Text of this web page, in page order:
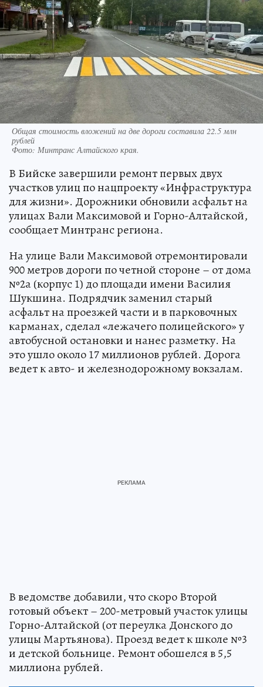
Общая стоимость вложений на две дороги составила 22.5 млн
рублей
Фото: Минтранс Алтайского края.
В Бийске завершили ремонт первых двух
участков улиц по нацпроекту «Инфраструктура
для жизни». Дорожники обновили асфальт на
улицах Вали Максимовой и Горно-Алтайской,
сообщает Минтранс региона.
На улице Вали Максимовой отремонтировали
900 метров дороги по четной стороне – от дома
№2а (корпус 1) до площади имени Василия
Шукшина. Подрядчик заменил старый
асфальт на проезжей части и в парковочных
карманах, сделал «лежачего полицейского» у
автобусной остановки и нанес разметку. На
это ушло около 17 миллионов рублей. Дорога
ведет к авто- и железнодорожному вокзалам.
В ведомстве добавили, что скоро Второй
готовый объект – 200-метровый участок улицы
Горно-Алтайской (от переулка Донского до
улицы Мартьянова). Проезд ведет к школе №3
и детской больнице. Ремонт обошелся в 5,5
миллиона рублей.